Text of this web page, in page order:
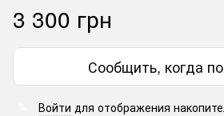
3 300 грн
Сообщить, когда
Войти для отображения